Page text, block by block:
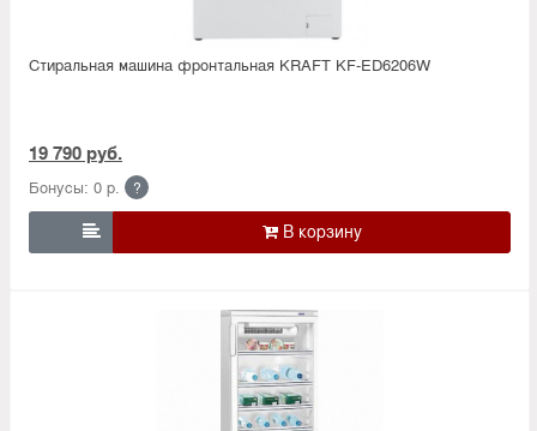
Стиральная машина фронтальная KRAFT KF-ED6206W
19 790 руб.
Бонусы: 0 р. ?
